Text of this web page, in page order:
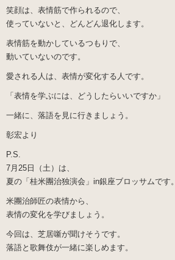
笑顔は、表情筋で作られるので、
使っていないと、どんどん退化します。
表情筋を動かしているつもりで、
動いていないのです。
愛される人は、表情が変化する人です。
「表情を学ぶには、どうしたらいいですか」
一緒に、落語を見に行きましょう。
彰宏より
P.S.
7月25日（土）は、
夏の「桂米團治独演会」in銀座ブロッサムです。
米團治師匠の表情から、
表情の変化を学びましょう。
今回は、芝居噺が聞けそうです。
落語と歌舞伎が一緒に楽しめます。